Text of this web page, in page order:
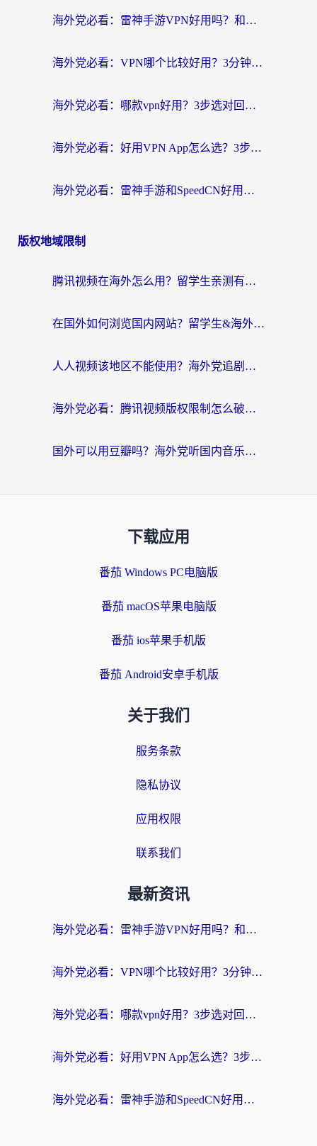
海外党必看：雷神手游VPN好用吗？和天速回国VPN对比哪个回国效果更好？附实用加速器选择指南
海外党必看：VPN哪个比较好用？3分钟找到适合你的回国加速方案
海外党必看：哪款vpn好用？3步选对回国加速器，无缝刷剧玩游戏
海外党必看：好用VPN App怎么选？3步教你无缝访问国内资源
海外党必看：雷神手游和SpeedCN好用吗？3招选对回国加速器无缝刷国内资源
版权地域限制
腾讯视频在海外怎么用？留学生亲测有效的回国加速器攻略
在国外如何浏览国内网站？留学生&海外华人的无缝访问指南
人人视频该地区不能使用？海外党追剧看片的终极解决方案来了
海外党必看：腾讯视频版权限制怎么破？3步让你轻松追剧
国外可以用豆瓣吗？海外党听国内音乐听书的实用指南
下载应用
番茄 Windows PC电脑版
番茄 macOS苹果电脑版
番茄 ios苹果手机版
番茄 Android安卓手机版
关于我们
服务条款
隐私协议
应用权限
联系我们
最新资讯
海外党必看：雷神手游VPN好用吗？和天速回国VPN对比哪个回国效果更好？附实用加速器选择指南
海外党必看：VPN哪个比较好用？3分钟找到适合你的回国加速方案
海外党必看：哪款vpn好用？3步选对回国加速器，无缝刷剧玩游戏
海外党必看：好用VPN App怎么选？3步教你无缝访问国内资源
海外党必看：雷神手游和SpeedCN好用吗？3招选对回国加速器无缝刷国内资源